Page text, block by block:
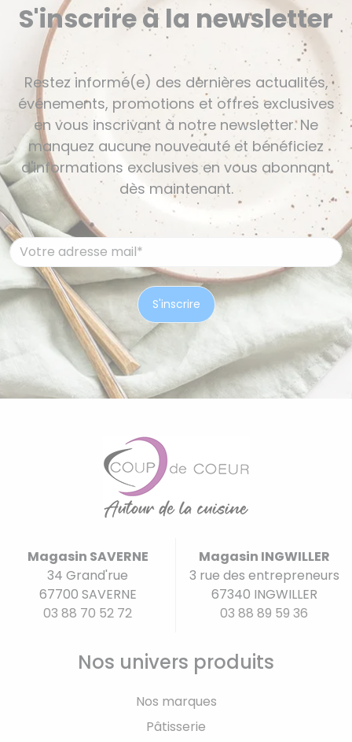
S'inscrire à la newsletter
Restez informé(e) des dernières actualités,
événements, promotions et offres exclusives
en vous inscrivant à notre newsletter. Ne
manquez aucune nouveauté et bénéficiez
d'informations exclusives en vous abonnant
dès maintenant.
Magasin SAVERNE
34 Grand'rue
67700 SAVERNE
03 88 70 52 72
Magasin INGWILLER
3 rue des entrepreneurs
67340 INGWILLER
03 88 89 59 36
Nos univers produits
Nos marques
Pâtisserie